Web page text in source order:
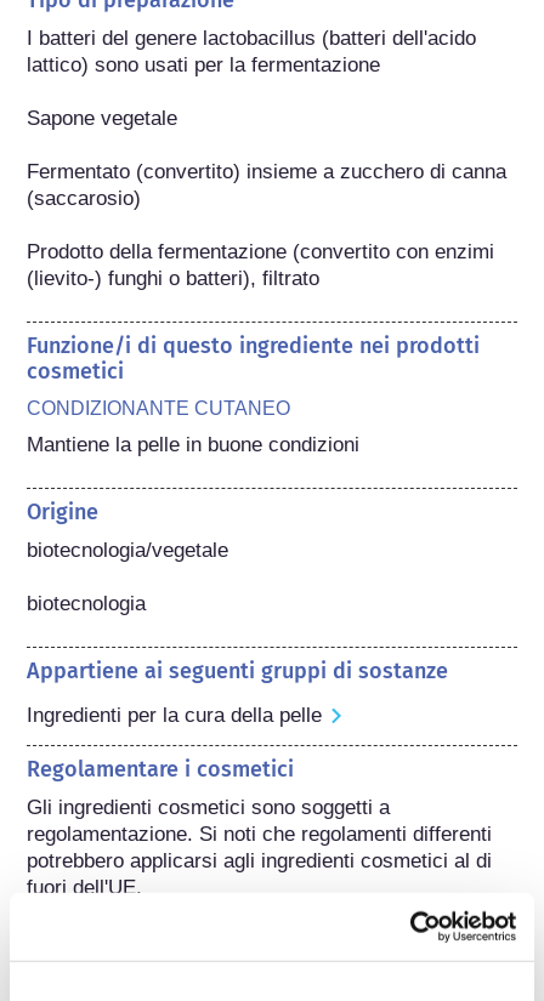
I batteri del genere lactobacillus (batteri dell'acido
lattico) sono usati per la fermentazione
Sapone vegetale
Fermentato (convertito) insieme a zucchero di canna
(saccarosio)
Prodotto della fermentazione (convertito con enzimi
(lievito-) funghi o batteri), filtrato
Funzione/i di questo ingrediente nei prodotti
cosmetici
CONDIZIONANTE CUTANEO
Mantiene la pelle in buone condizioni
Origine
biotecnologia/vegetale
biotecnologia
Appartiene ai seguenti gruppi di sostanze
Ingredienti per la cura della pelle
Regolamentare i cosmetici
Gli ingredienti cosmetici sono soggetti a
regolamentazione. Si noti che regolamenti differenti
potrebbero applicarsi agli ingredienti cosmetici al di
fuori dell'UE.